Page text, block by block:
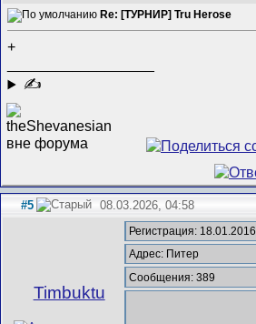
Re: [ТУРНИР] Tru Herose
+
✍
#5 08.03.2026, 04:58
Timbuktu
Регистрация: 18.01.2016
Адрес: Питер
Сообщения: 389